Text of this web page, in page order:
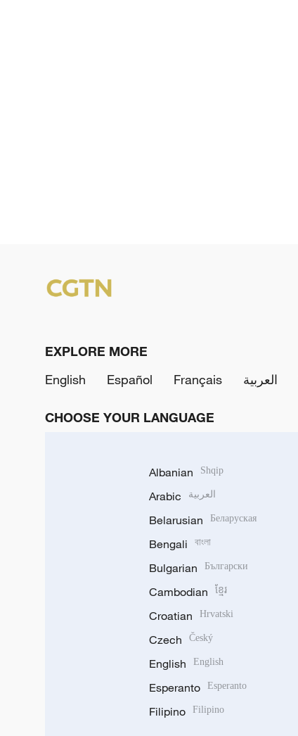
EXPLORE MORE
English
Español Français العربية
CHOOSE YOUR LANGUAGE
Albanian Shqip
Arabic العربية
Belarusian Беларуская
Bengali বাংলা
Bulgarian Български
Cambodian ខ្មែរ
Croatian Hrvatski
Czech Český
English English
Esperanto Esperanto
Filipino Filipino